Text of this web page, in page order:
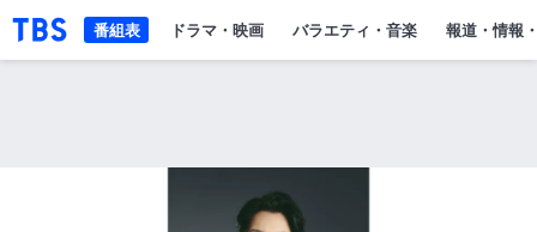
「TBSテレビ」トップページ
ドラマ・映画 バラエティ・音楽 報道・情報
番組表